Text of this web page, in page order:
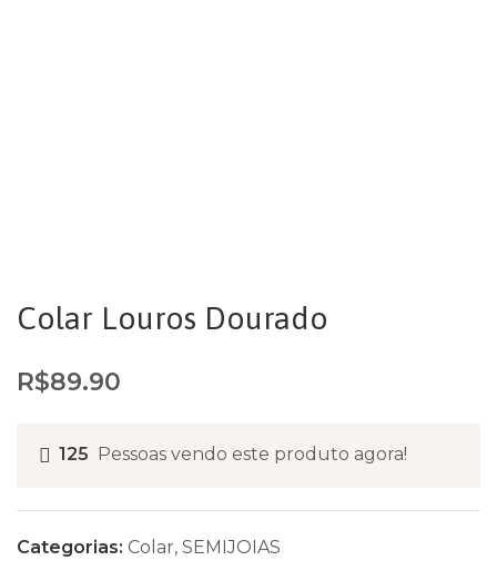
Colar Louros Dourado
R$89.90
125 Pessoas vendo este produto agora!
Categorias: Colar, SEMIJOIAS